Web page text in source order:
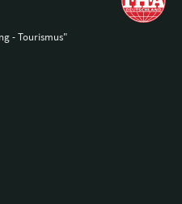
- Tourismus"